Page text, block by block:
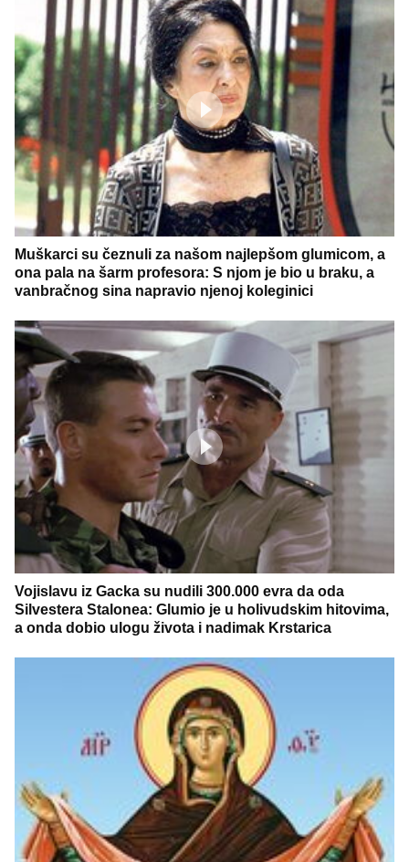
Muškarci su čeznuli za našom najlepšom glumicom, a
ona pala na šarm profesora: S njom je bio u braku, a
vanbračnog sina napravio njenoj koleginici
Vojislavu iz Gacka su nudili 300.000 evra da oda
Silvestera Stalonea: Glumio je u holivudskim hitovima,
a onda dobio ulogu života i nadimak Krstarica